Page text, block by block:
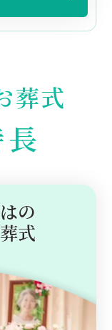
葬式
の
式